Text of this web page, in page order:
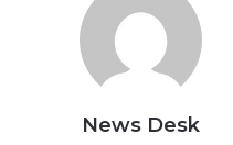
News Desk